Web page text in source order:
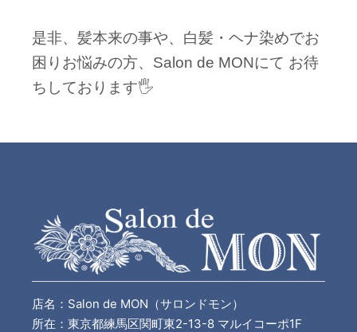
是非、髪本来の事や、白髪・ヘナ染めでお
困りお悩みの方、Salon de MONにて お待
ちしております🖐
店名：Salon de MON（サロンドモン）
所在：東京都練馬区関町東2-13-8 マルイコーポ1F